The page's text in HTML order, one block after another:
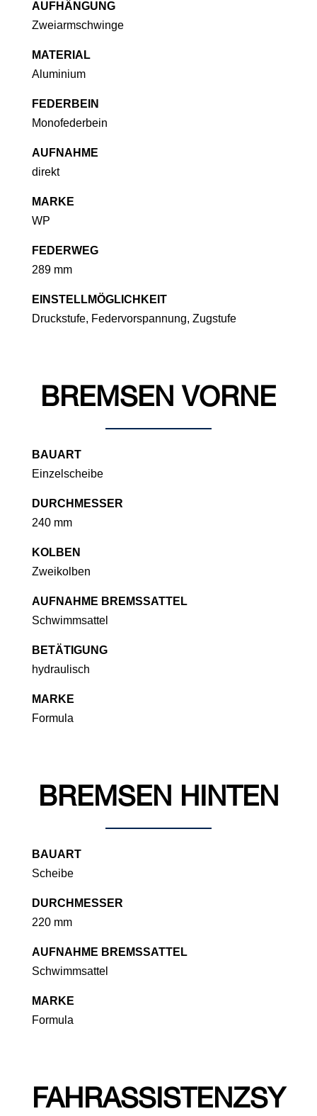
AUFHÄNGUNG
Zweiarmschwinge
MATERIAL
Aluminium
FEDERBEIN
Monofederbein
AUFNAHME
direkt
MARKE
WP
FEDERWEG
289 mm
EINSTELLMÖGLICHKEIT
Druckstufe, Federvorspannung, Zugstufe
BREMSEN VORNE
BAUART
Einzelscheibe
DURCHMESSER
240 mm
KOLBEN
Zweikolben
AUFNAHME BREMSSATTEL
Schwimmsattel
BETÄTIGUNG
hydraulisch
MARKE
Formula
BREMSEN HINTEN
BAUART
Scheibe
DURCHMESSER
220 mm
AUFNAHME BREMSSATTEL
Schwimmsattel
MARKE
Formula
FAHRASSISTENZSY